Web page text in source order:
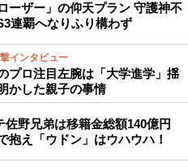
ーザー」の仰天プラン 守護神不
連覇へなりふり構わず
インタビュー
プロ注目左腕は「大学進学」揺
かした親子の事情
野兄弟は移籍金総額140億円
抱え「ウドン」はウハウハ！